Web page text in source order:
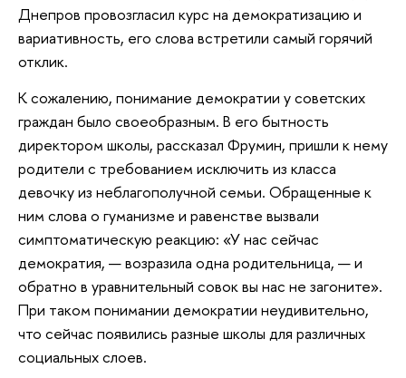
Днепров провозгласил курс на демократизацию и
вариативность, его слова встретили самый горячий
отклик.
К сожалению, понимание демократии у советских
граждан было своеобразным. В его бытность
директором школы, рассказал Фрумин, пришли к нему
родители с требованием исключить из класса
девочку из неблагополучной семьи. Обращенные к
ним слова о гуманизме и равенстве вызвали
симптоматическую реакцию: «У нас сейчас
демократия, — возразила одна родительница, — и
обратно в уравнительный совок вы нас не загоните».
При таком понимании демократии неудивительно,
что сейчас появились разные школы для различных
социальных слоев.